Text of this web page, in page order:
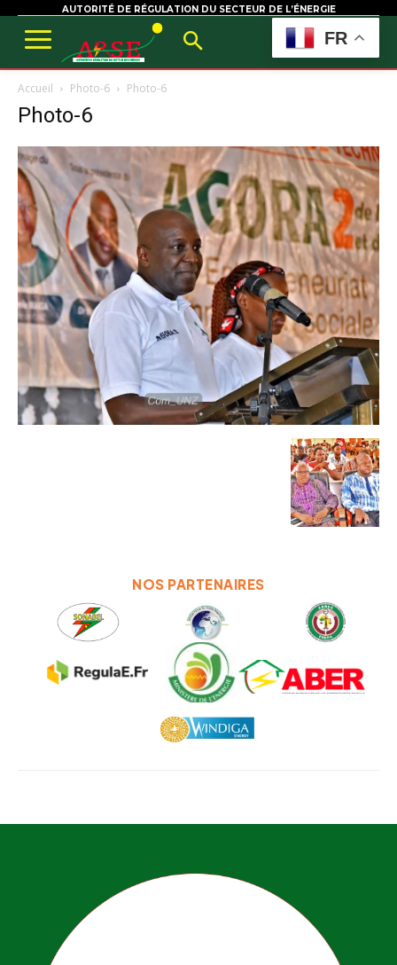
AUTORITÉ DE RÉGULATION DU SECTEUR DE L’ÉNERGIE
Accueil Photo-6 Photo-6
Photo-6
NOS PARTENAIRES
FR